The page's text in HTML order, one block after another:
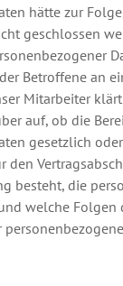
hätte zur
geschlossen
Betroffene an
Mitarbeiter
auf, ob die
gesetzlich
den
besteht, die
welche Folgen